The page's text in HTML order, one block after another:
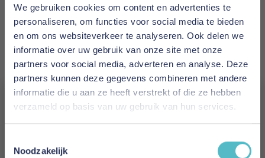
We gebruiken cookies om content en advertenties te
personaliseren, om functies voor social media te bieden
en om ons websiteverkeer te analyseren. Ook delen we
informatie over uw gebruik van onze site met onze
partners voor social media, adverteren en analyse. Deze
partners kunnen deze gegevens combineren met andere
informatie die u aan ze heeft verstrekt of die ze hebben
verzameld op basis van uw gebruik van hun services.
Noodzakelijk